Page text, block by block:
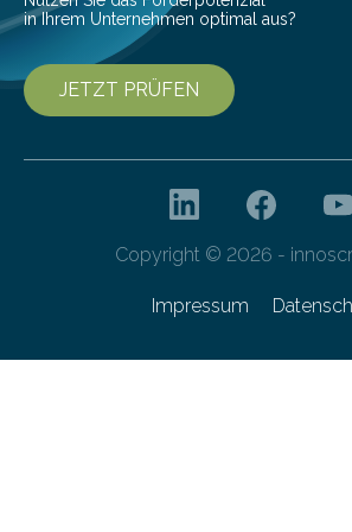
in Ihrem Unternehmen optimal aus?
JETZT PRÜFEN
Copyright © 2026 -
Impressum